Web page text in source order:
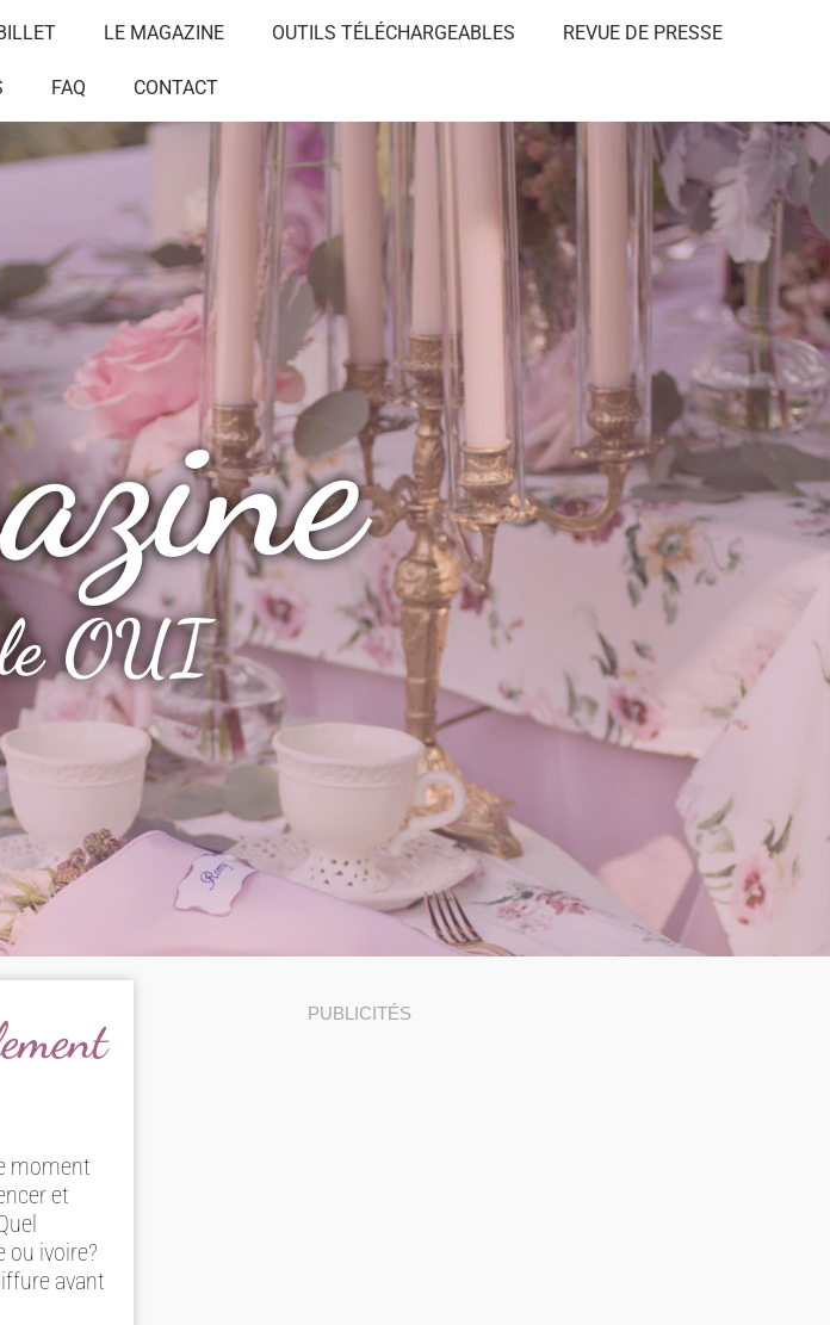
LE MAGAZINE OUTILS TÉLÉCHARGEABLES REVUE DE PRESSE​
FAQ CONTACT
OUI
moment
et
ou ivoire?
avant
PUBLICITÉS